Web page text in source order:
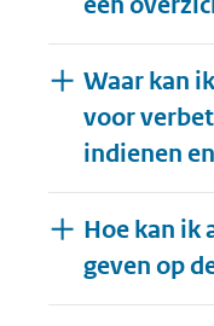
Waar kan
voor
indienen
Hoe kan ik
geven op